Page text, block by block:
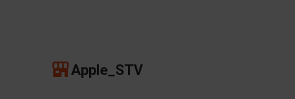
Apple_STV